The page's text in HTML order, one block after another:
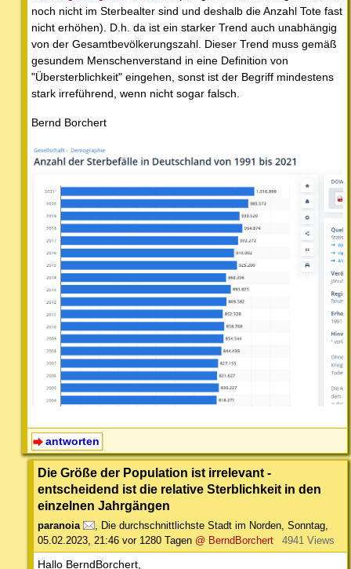
noch nicht im Sterbealter sind und deshalb die Anzahl Tote fast
nicht erhöhen). D.h. da ist ein starker Trend auch unabhängig
von der Gesamtbevölkerungszahl. Dieser Trend muss gemäß
gesundem Menschenverstand in eine Definition von
"Übersterblichkeit" eingehen, sonst ist der Begriff mindestens
stark irreführend, wenn nicht sogar falsch.
Bernd Borchert
antworten
Die Größe der Population ist irrelevant -
entscheidend ist die relative Sterblichkeit in den
einzelnen Jahrgängen
paranoia , Die durchschnittlichste Stadt im Norden, Sonntag,
05.02.2023, 21:46 vor 1280 Tagen @ BerndBorchert 4941 Views
Hallo BerndBorchert,